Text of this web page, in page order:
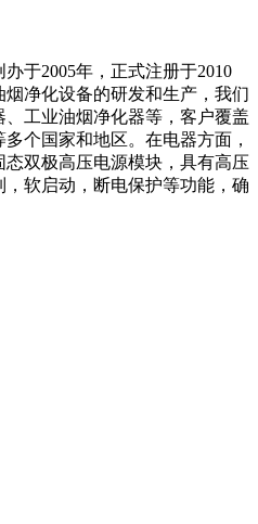
于2005年，正式注册于2010
净化设备的研发和生产，我们
工业油烟净化器等，客户覆盖
个国家和地区。在电器方面，
双极高压电源模块，具有高压
软启动，断电保护等功能，确